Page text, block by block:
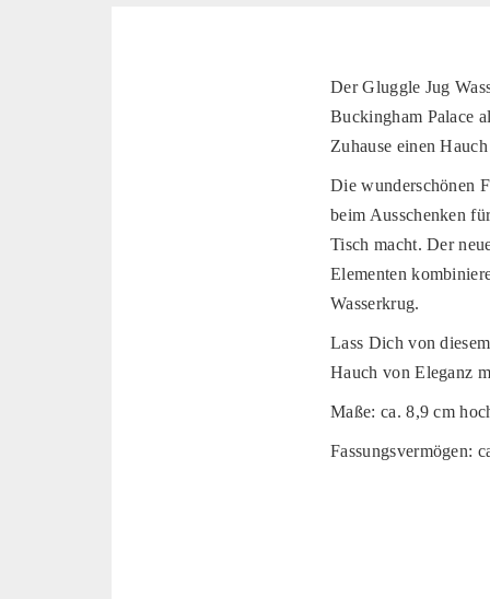
Der Gluggle Jug
Buckingham Palace
Zuhause einen
Die wunderschönen
beim Ausschenken
Tisch macht. Der
Elementen
Wasserkrug.
Lass Dich von
Hauch von Eleganz
Maße: ca. 8,9 cm
Fassungsvermögen: